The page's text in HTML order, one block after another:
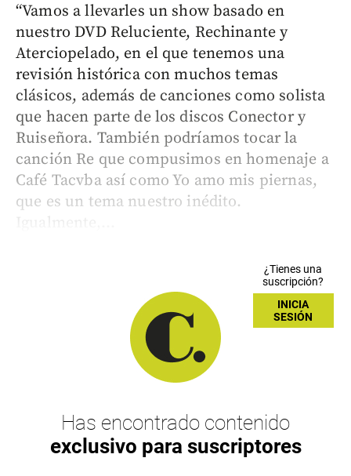
“Vamos a llevarles un show basado en
nuestro DVD Reluciente, Rechinante y
Aterciopelado, en el que tenemos una
revisión histórica con muchos temas
clásicos, además de canciones como solista
que hacen parte de los discos Conector y
Ruiseñora. También podríamos tocar la
canción Re que compusimos en homenaje a
Café Tacvba así como Yo amo mis piernas,
que es un tema nuestro inédito.
Igualmente,...
¿Tienes una
suscripción?
INICIA
SESIÓN
Has encontrado contenido
exclusivo para suscriptores